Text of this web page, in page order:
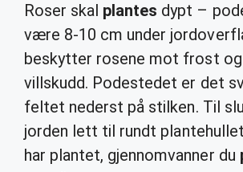
Roser skal plantes dypt –
være 8-10 cm under
beskytter rosene mot frost og
villskudd. Podestedet er det
feltet nederst på stilken. Til
jorden lett til rundt
har plantet, gjennomvanner du